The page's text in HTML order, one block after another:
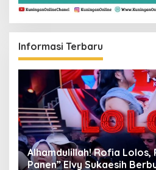
Informasi Terbaru
Alhamdulillah! Rofia Lolos,
Panen” Elvy Sukaesih